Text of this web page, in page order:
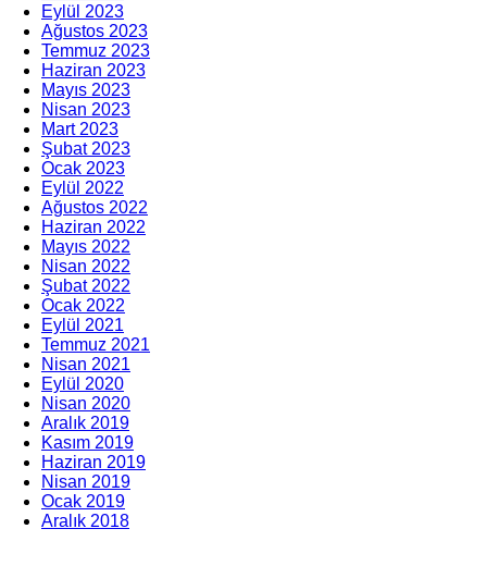
Eylül 2023
Ağustos 2023
Temmuz 2023
Haziran 2023
Mayıs 2023
Nisan 2023
Mart 2023
Şubat 2023
Ocak 2023
Eylül 2022
Ağustos 2022
Haziran 2022
Mayıs 2022
Nisan 2022
Şubat 2022
Ocak 2022
Eylül 2021
Temmuz 2021
Nisan 2021
Eylül 2020
Nisan 2020
Aralık 2019
Kasım 2019
Haziran 2019
Nisan 2019
Ocak 2019
Aralık 2018